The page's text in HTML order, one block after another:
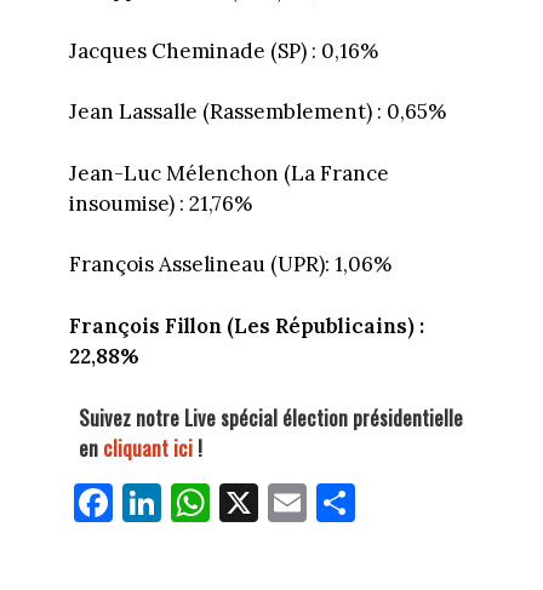
Jacques Cheminade (SP) : 0,16%
Jean Lassalle (Rassemblement) : 0,65%
Jean-Luc Mélenchon (La France
insoumise) : 21,76%
François Asselineau (UPR): 1,06%
François Fillon (Les Républicains) :
22,88%
Suivez notre Live spécial élection présidentielle
en cliquant ici !
Fa
ce
Li
nk
W
ha
X E
m
Pa